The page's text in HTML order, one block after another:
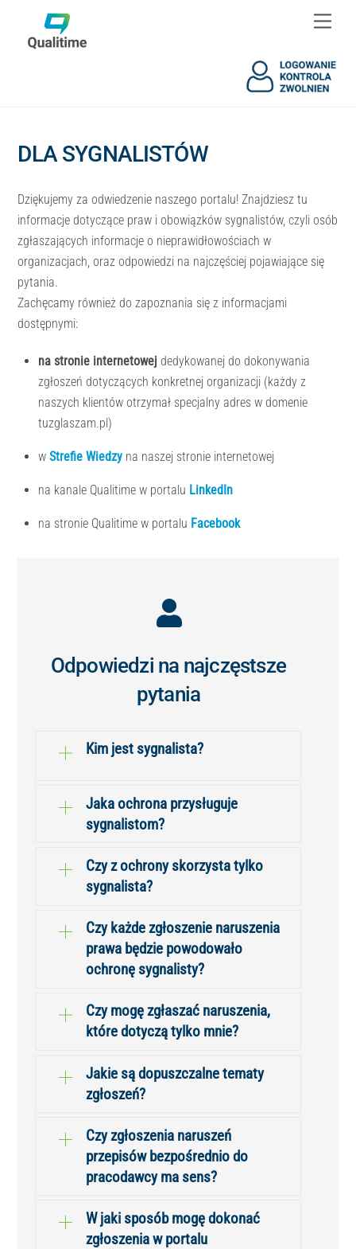
content
content
DLA SYGNALISTÓW
Dziękujemy za odwiedzenie naszego portalu! Znajdziesz tu
informacje dotyczące praw i obowiązków sygnalistów, czyli osób
zgłaszających informacje o nieprawidłowościach w
organizacjach, oraz odpowiedzi na najczęściej pojawiające się
pytania.
Zachęcamy również do zapoznania się z informacjami
dostępnymi:
na stronie internetowej dedykowanej do dokonywania
zgłoszeń dotyczących konkretnej organizacji (każdy z
naszych klientów otrzymał specjalny adres w domenie
tuzglaszam.pl)
w Strefie Wiedzy na naszej stronie internetowej
na kanale Qualitime w portalu LinkedIn
na stronie Qualitime w portalu Facebook
Icon
Odpowiedzi na najczęstsze
pytania
Kim jest sygnalista?
Jaka ochrona przysługuje
sygnalistom?
Czy z ochrony skorzysta tylko
sygnalista?
Czy każde zgłoszenie naruszenia
prawa będzie powodowało
ochronę sygnalisty?
Czy mogę zgłaszać naruszenia,
które dotyczą tylko mnie?
Jakie są dopuszczalne tematy
zgłoszeń?
Czy zgłoszenia naruszeń
przepisów bezpośrednio do
pracodawcy ma sens?
W jaki sposób mogę dokonać
zgłoszenia w portalu